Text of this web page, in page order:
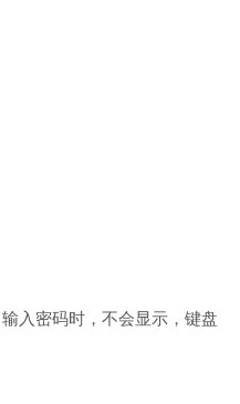
入密码时，不会显示，键盘